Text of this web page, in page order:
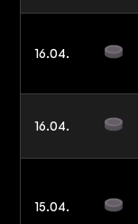
16.04.
16.04.
15.04.